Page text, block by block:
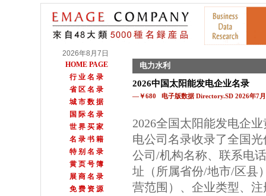
2026年8月7日
HOME PAGE
行 业 名 录
省 区 名 录
城 市 数 据
国 际 名 录
世 界 买 家
名 录 书 籍
特 别 名 录
黄 页 号 簿
展 商 名 录
免 费 资 源
电力水利
2026中国太阳能发电企业名录
—￥680 电子版数据 Directory.SD 2026年7
2026全国太阳能发电企
电公司名录收录了全国
公司/机构名称、联系电
址（所属省份/地市/区县
营范围）、企业类型、